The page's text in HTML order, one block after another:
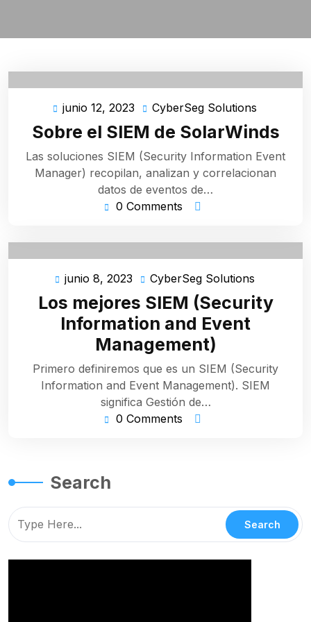
junio 12, 2023 junio
12,
2023
CyberSeg Solutions
Solutions
Sobre el SIEM de SolarWinds
Las soluciones SIEM (Security Information Event
Manager) recopilan, analizan y correlacionan
datos de eventos de…
0 Comments
junio 8, 2023 junio
2023
CyberSeg Solutions
Solutions
Los mejores SIEM (Security
Information and Event
Management)
Primero definiremos que es un SIEM (Security
Information and Event Management). SIEM
significa Gestión de…
0 Comments
Search